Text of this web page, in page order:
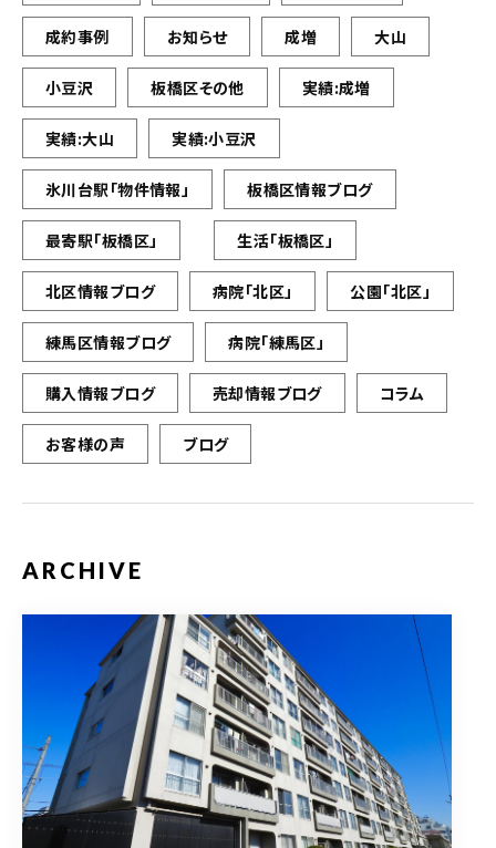
成約事例 お知らせ 成増 大山
小豆沢 板橋区その他 実績:成増
実績:大山 実績:小豆沢
氷川台駅「物件情報」 板橋区情報ブログ
最寄駅「板橋区」 生活「板橋区」
北区情報ブログ 病院「北区」 公園「北区」
練馬区情報ブログ 病院「練馬区」
購入情報ブログ 売却情報ブログ コラム
お客様の声 ブログ
ARCHIVE